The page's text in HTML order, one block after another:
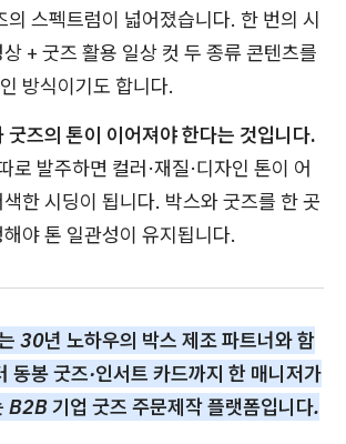
의 스펙트럼이 넓어졌습니다. 한 번의 시
+ 굿즈 활용 일상 컷 두 종류 콘텐츠를
방식이기도 합니다.
굿즈의 톤이 이어져야 한다는 것입니다.
로 발주하면 컬러·재질·디자인 톤이 어
한 시딩이 됩니다. 박스와 굿즈를 한 곳
야 톤 일관성이 유지됩니다.
30년 노하우의 박스 제조 파트너와 함
동봉 굿즈·인서트 카드까지 한 매니저가
B2B 기업 굿즈 주문제작 플랫폼입니다.